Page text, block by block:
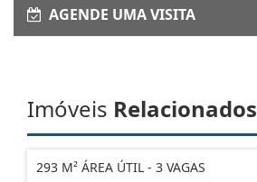
AGENDE UMA VISITA
Imóveis Relacionados
293 M² ÁREA ÚTIL - 3 VAGAS